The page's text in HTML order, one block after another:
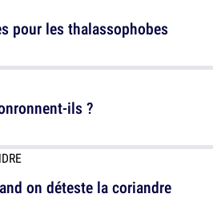
ils ?
pour les thalassophobes
on déteste la coriandre